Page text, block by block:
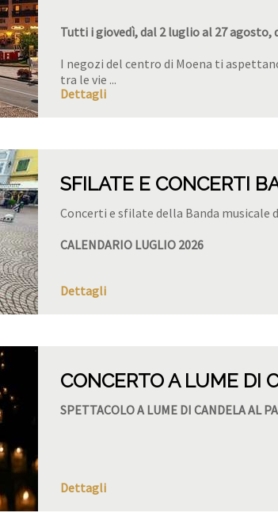
Tutti i giovedì, dal 2 luglio al 27 agosto,
I negozi del centro di Moena ti
tra le vie ...
Dettagli
SFILATE E CONCERTI
Concerti e sfilate della Banda musicale
CALENDARIO LUGLIO 2026
Dettagli
CONCERTO A LUME DI
SPETTACOLO A LUME DI CANDELA AL
Dettagli